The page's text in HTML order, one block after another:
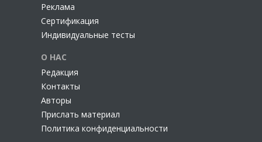
Реклама
Сертификация
Индивидуальные тесты
О НАС
Редакция
Контакты
Авторы
Прислать материал
Политика конфиденциальности